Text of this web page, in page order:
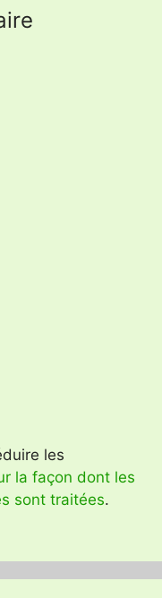
les
la façon dont les
sont traitées.